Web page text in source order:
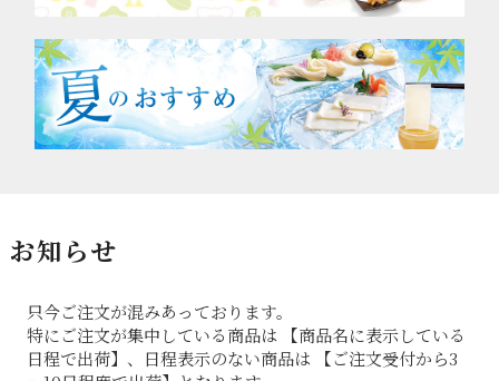
お知らせ
只今ご注文が混みあっております。
特にご注文が集中している商品は 【商品名に表示している
日程で出荷】、日程表示のない商品は 【ご注文受付から3